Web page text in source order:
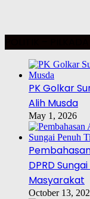
PK Golkar
Alih Musda
May 1, 2026
DPRD
Masyarakat
October 13,